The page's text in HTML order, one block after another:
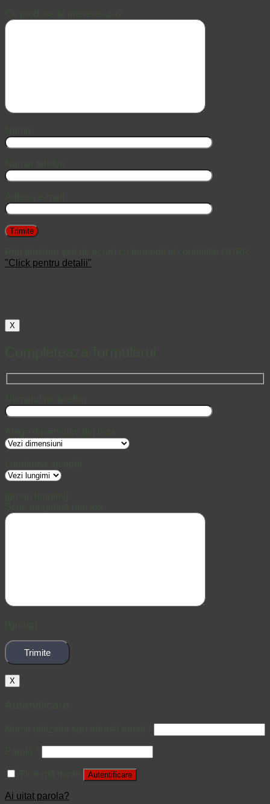
"Click pentru detalii"
X
X
Autentificare
Ai uitat parola?